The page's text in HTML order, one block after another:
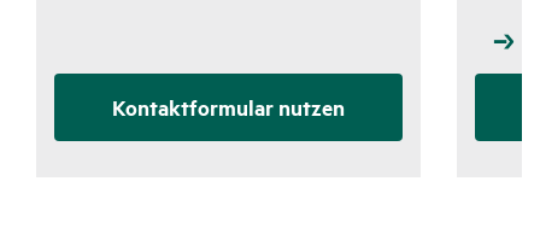
Kontakt­for­mular nutzen